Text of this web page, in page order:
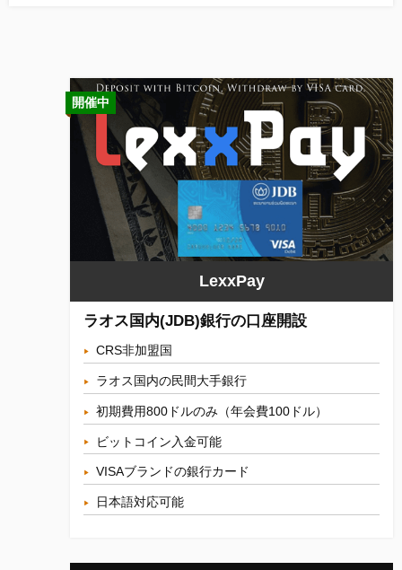
開催中
LexxPay
ラオス国内(JDB)銀行の口座開設
CRS非加盟国
ラオス国内の民間大手銀行
初期費用800ドルのみ（年会費100ドル）
ビットコイン入金可能
VISAブランドの銀行カード
日本語対応可能